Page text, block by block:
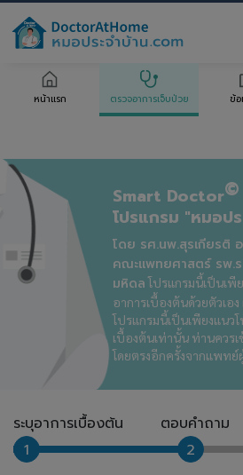
หน้าแรก ตรวจอาการเจ็บป่วย ข้อ
Smart Doctor©
โปรแกรม "หมอป
โดย รศ.นพ.สุรเกียรติ
คณะแพทยศาสตร์ รพ.
มหิดลโปรแกรมนี้เป็นเพี
อาการเบื้องต้นด้วยตัวเอ
โปรแกรมนี้เป็นเพียงแนว
เบื้องต้นเท่านั้น ท่านควร
โดยตรงอีกครั้งจากแพทย์
ระบุอาการเบื้องต้น ตอบคำถาม
1
2